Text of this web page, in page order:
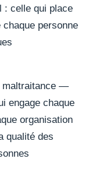
: celle qui place
chaque personne
maltraitance —
engage chaque
organisation
qualité des